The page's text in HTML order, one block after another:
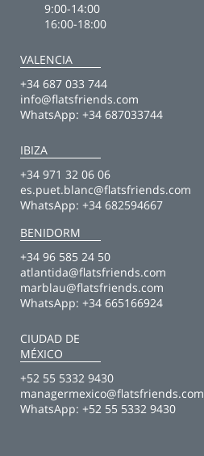
9:00-14:00
16:00-18:00
VALENCIA
+34 687 033 744
info@flatsfriends.com
WhatsApp: +34 687033744
IBIZA
+34 971 32 06 06
es.puet.blanc@flatsfriends.com
WhatsApp: +34 682594667
BENIDORM
+34 96 585 24 50
atlantida@flatsfriends.com
marblau@flatsfriends.com
WhatsApp: +34 665166924
CIUDAD DE
MÉXICO
+52 55 5332 9430
managermexico@flatsfriends.com
WhatsApp: +52 55 5332 9430